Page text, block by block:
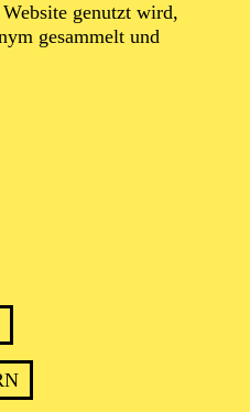
genutzt wird,
gesammelt und
Kittstein und Akteur*innen
Innenstadt
2026